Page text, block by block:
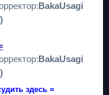
BakaUsagi
BakaUsagi
здесь =